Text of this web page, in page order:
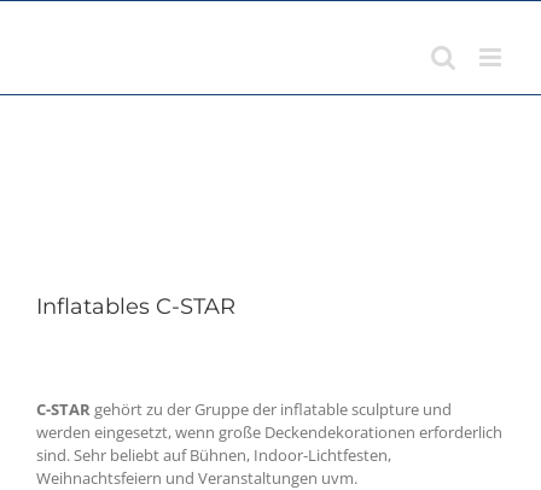
Inflatables C-STAR
C-STARgehört zu der Gruppe der inflatable sculpture und
werden eingesetzt, wenn große Deckendekorationen erforderlich
sind. Sehr beliebt auf Bühnen, Indoor-Lichtfesten,
Weihnachtsfeiern und Veranstaltungen uvm.